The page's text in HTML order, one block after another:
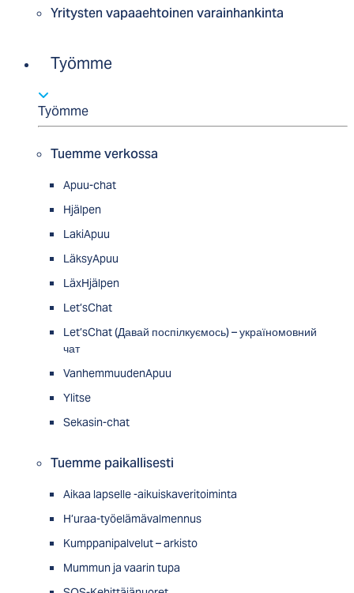
Yritysten vapaaehtoinen varainhankinta
Työmme
Työmme
Tuemme verkossa
Apuu-chat
Hjälpen
LakiApuu
LäksyApuu
LäxHjälpen
Let’sChat
Let’sChat (Давай поспілкуємось) – україномовний
чат
VanhemmuudenApuu
Ylitse
Sekasin-chat
Tuemme paikallisesti
Aikaa lapselle -aikuiskaveritoiminta
H’uraa-työelämävalmennus
Kumppanipalvelut – arkisto
Mummun ja vaarin tupa